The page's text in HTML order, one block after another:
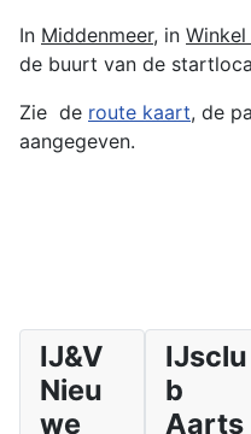
In Middenmeer, in Winkel
de buurt van de
Zie de route kaart, de
aangegeven.
IJ&V
Nieu
we
IJsclu
b
Aarts